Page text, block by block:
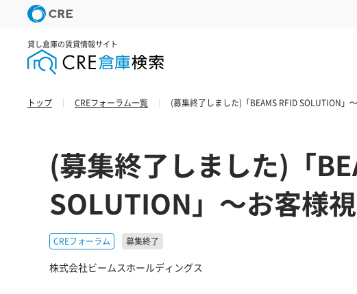
貸し倉庫の賃貸情報サイト
トップ CREフォーラム一覧 (募集終了しました)「BEAMS RFID SOLUTION」
(募集終了しました)「
SOLUTION」～お客様
CREフォーラム 募集終了
株式会社ビームスホールディングス